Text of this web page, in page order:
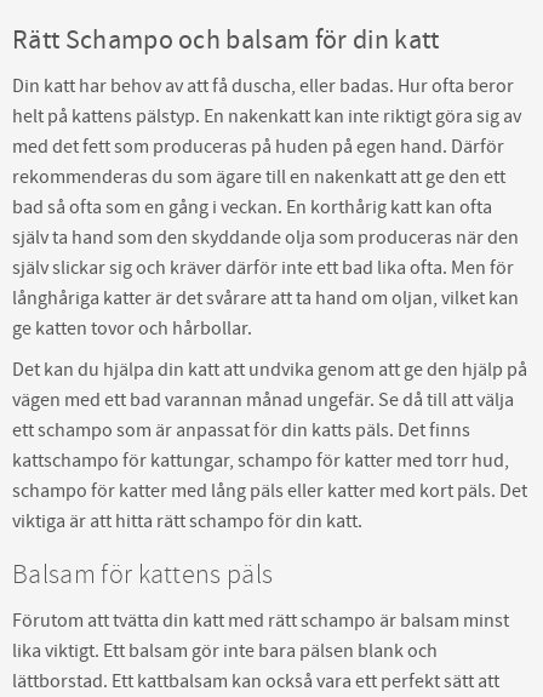
Rätt Schampo och balsam för din katt
Din katt har behov av att få duscha, eller badas. Hur ofta beror
helt på kattens pälstyp. En nakenkatt kan inte riktigt göra sig av
med det fett som produceras på huden på egen hand. Därför
rekommenderas du som ägare till en nakenkatt att ge den ett
bad så ofta som en gång i veckan. En korthårig katt kan ofta
själv ta hand som den skyddande olja som produceras när den
själv slickar sig och kräver därför inte ett bad lika ofta. Men för
långhåriga katter är det svårare att ta hand om oljan, vilket kan
ge katten tovor och hårbollar.
Det kan du hjälpa din katt att undvika genom att ge den hjälp på
vägen med ett bad varannan månad ungefär. Se då till att välja
ett schampo som är anpassat för din katts päls. Det finns
kattschampo för kattungar, schampo för katter med torr hud,
schampo för katter med lång päls eller katter med kort päls. Det
viktiga är att hitta rätt schampo för din katt.
Balsam för kattens päls
Förutom att tvätta din katt med rätt schampo är balsam minst
lika viktigt. Ett balsam gör inte bara pälsen blank och
lättborstad. Ett kattbalsam kan också vara ett perfekt sätt att